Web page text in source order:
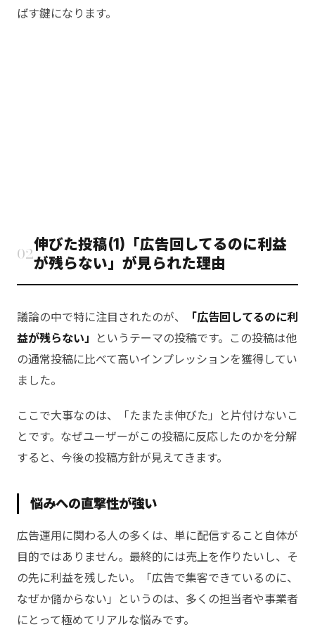
ばす鍵になります。
02伸びた投稿(1)「広告回してるのに利益
が残らない」が見られた理由
議論の中で特に注目されたのが、
「広告回してるのに利
益が残らない」
というテーマの投稿です。この投稿は他
の通常投稿に比べて高いインプレッションを獲得してい
ました。
ここで大事なのは、「たまたま伸びた」と片付けないこ
とです。なぜユーザーがこの投稿に反応したのかを分解
すると、今後の投稿方針が見えてきます。
悩みへの直撃性が強い
広告運用に関わる人の多くは、単に配信すること自体が
目的ではありません。最終的には売上を作りたいし、そ
の先に利益を残したい。「広告で集客できているのに、
なぜか儲からない」というのは、多くの担当者や事業者
にとって極めてリアルな悩みです。